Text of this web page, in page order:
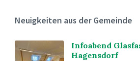
Neuigkeiten aus der Gemeinde
Infoabend
Hagensdorf